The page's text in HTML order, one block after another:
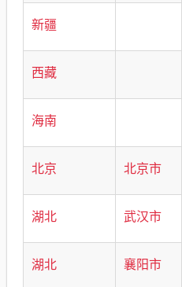
新疆
西藏
海南
北京 北京市
湖北 武汉市
湖北 襄阳市